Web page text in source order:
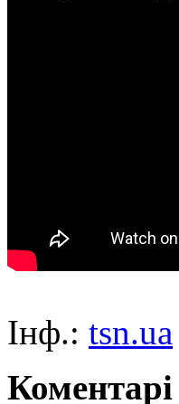
Інф.: tsn.ua
Коментарі